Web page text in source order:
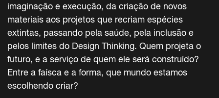
imaginação e execução, da criação de novos
materiais aos projetos que recriam espécies
extintas, passando pela saúde, pela inclusão e
pelos limites do Design Thinking. Quem projeta o
futuro, e a serviço de quem ele será construído?
Entre a faísca e a forma, que mundo estamos
escolhendo criar?